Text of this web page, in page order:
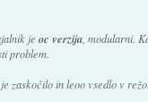
je oc verzija, modularni.
problem.
zaskočilo in leoo vsedlo v režo.